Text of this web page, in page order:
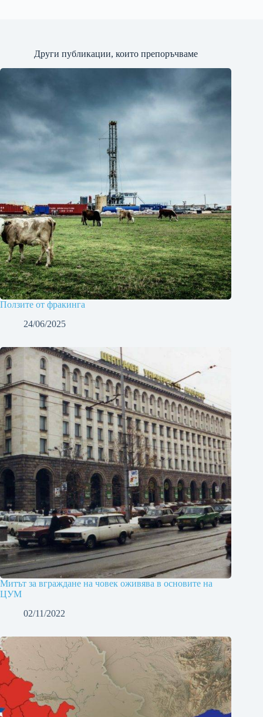
Други публикации, които препоръчваме
Ползите от фракинга
24/06/2025
Митът за вграждане на човек оживява в основите на
ЦУМ
02/11/2022